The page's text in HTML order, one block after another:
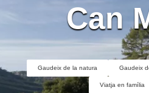
Can
Gaudeix de la natura Gaudeix
Viatja en família